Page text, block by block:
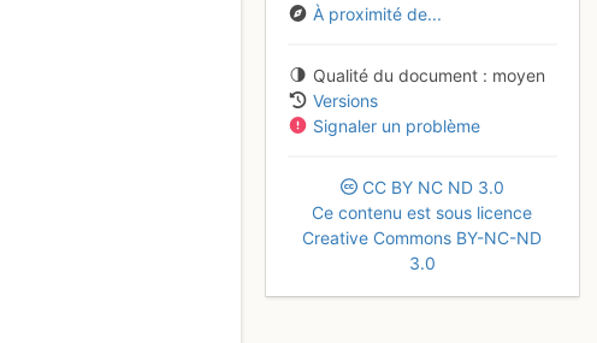
À proximité de...
Qualité du document
moyen
Versions
Signaler un problème
CC BY NC ND 3.0
Ce contenu est sous licence
Creative Commons BY-NC-ND
3.0